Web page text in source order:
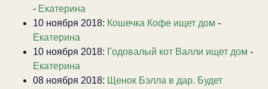
- Екатерина
10 ноября 2018: Кошечка Кофе ищет дом -
Екатерина
10 ноября 2018: Годовалый кот Валли ищет дом -
Екатерина
08 ноября 2018: Щенок Бэлла в дар. Будет